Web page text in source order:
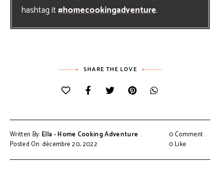
hashtag it#homecookingadventure.
SHARE THE LOVE
Written By: Ella - Home Cooking Adventure
Posted On: décembre 20, 2022
0 Comment
0Like